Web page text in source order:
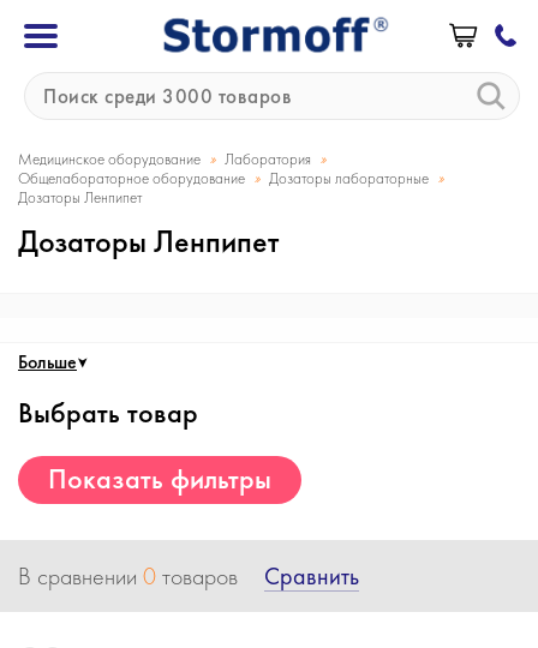
Медицинское оборудование » Лаборатория »
Общелабораторное оборудование » Дозаторы лабораторные »
Дозаторы Ленпипет
Дозаторы Ленпипет
Больше
Выбрать товар
Показать фильтры
В сравнении 0товаров Сравнить